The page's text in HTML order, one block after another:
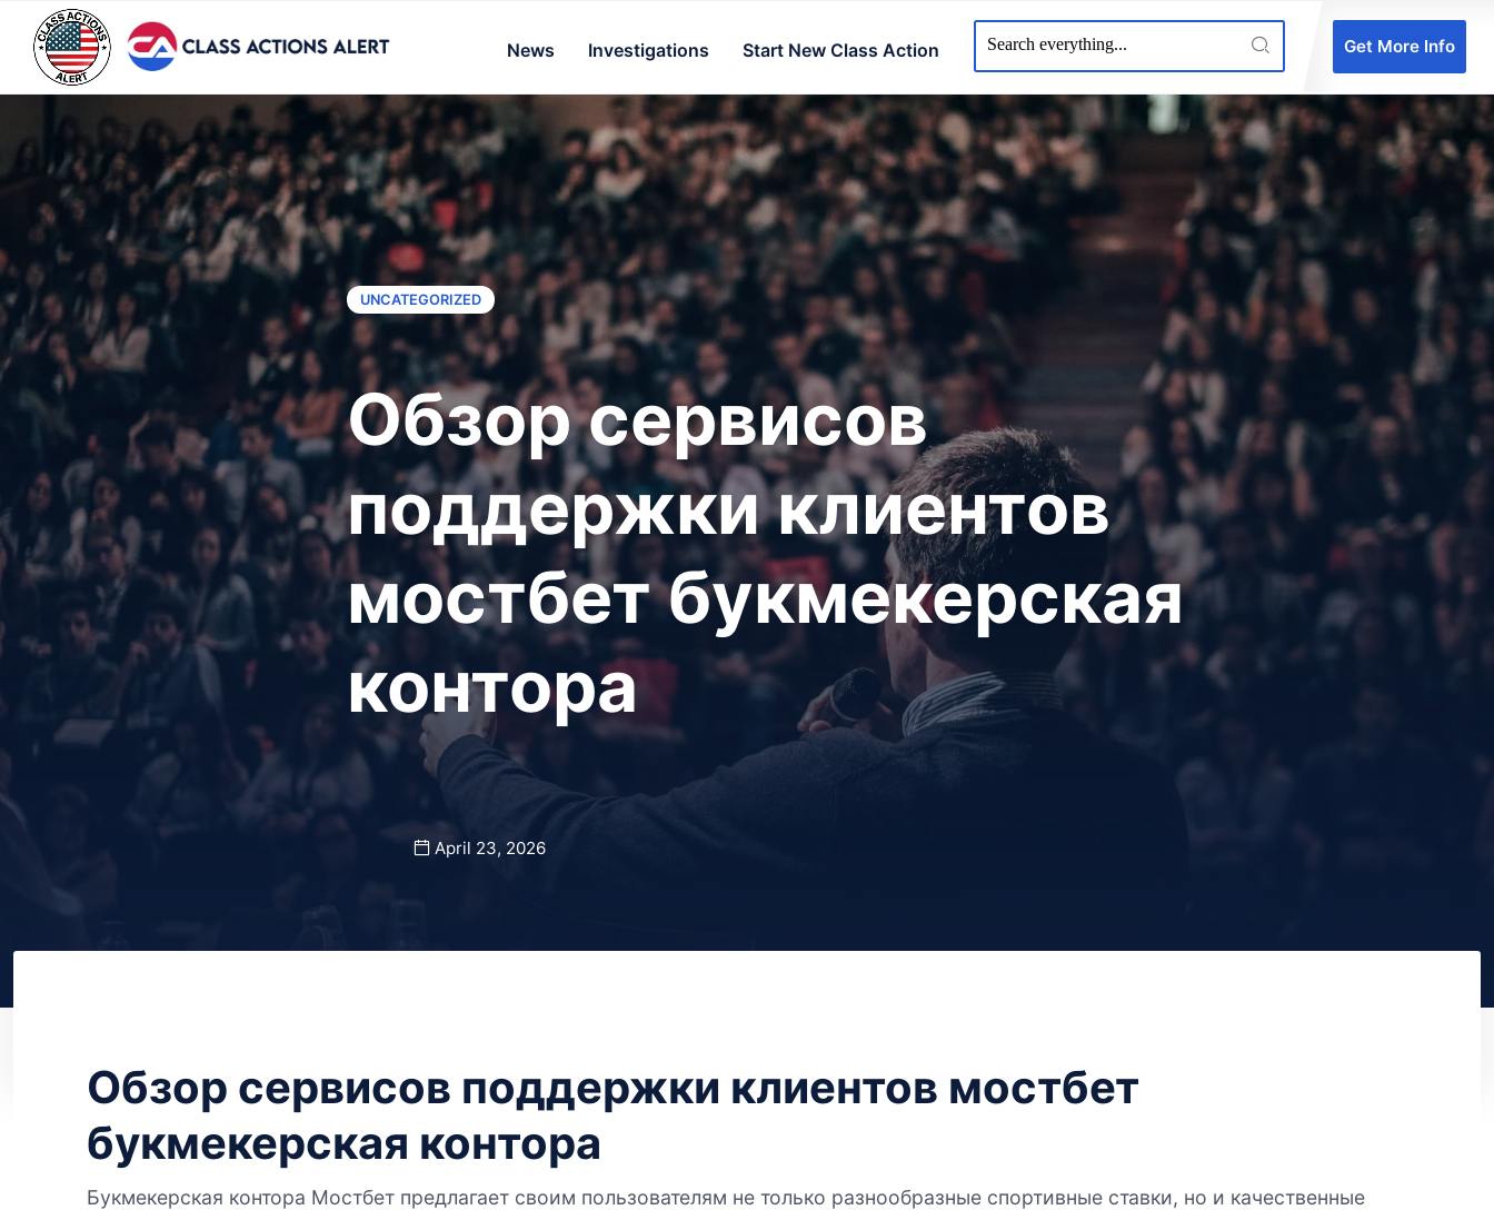
News Investigations Start New Class Action Get More Info
UNCATEGORIZED
Обзор сервисов
поддержки клиентов
мостбет букмекерская
контора
April 23, 2026
Обзор сервисов поддержки клиентов мостбет
букмекерская контора
Букмекерская контора Мостбет предлагает своим пользователям не только разнообразные спортивные ставки, но и качественные